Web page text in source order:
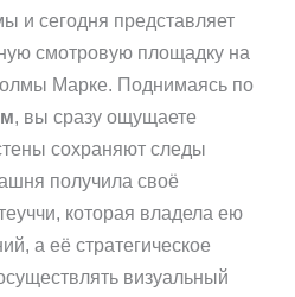
и сегодня представляет
смотровую площадку на
Марке. Поднимаясь по
, вы сразу ощущаете
сохраняют следы
получила своё
которая владела ею
а её стратегическое
визуальный